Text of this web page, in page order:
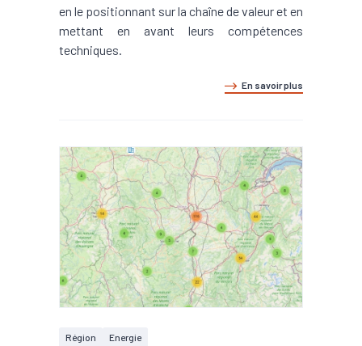
en le positionnant sur la chaîne de valeur et en
mettant en avant leurs compétences
techniques.
En savoir plus
Région Energie